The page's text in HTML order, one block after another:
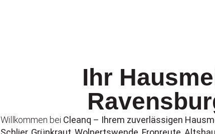
Ihr
Willkommen bei Cleanq – Ihrem zuverlässigen